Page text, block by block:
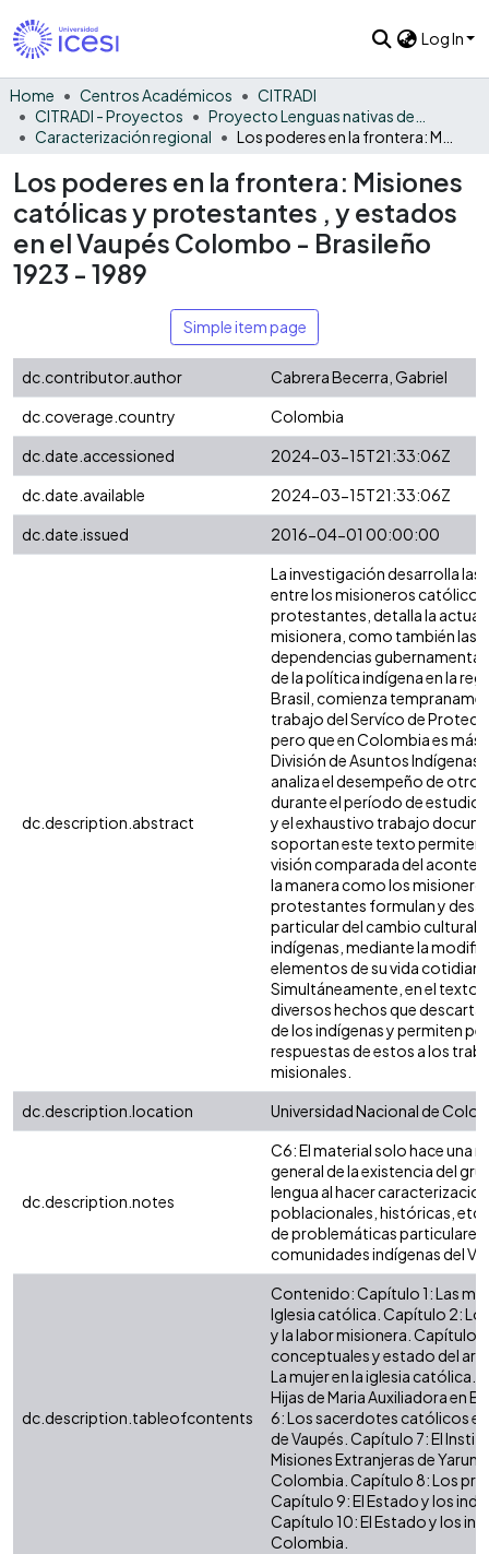
Log In
Home Centros Académicos
CITRADI
CITRADI - Proyectos
Caracterización regional
Los poderes en la frontera: Misiones
católicas y protestantes , y estados
en el Vaupés Colombo - Brasileño
1923 - 1989
Simple item page
dc.contributor.author
Cabrera Becerra, Gabriel
dc.coverage.country
Colombia
dc.date.accessioned
2024-03-15T21:33:06Z
dc.date.available
2024-03-15T21:33:06Z
dc.date.issued
2016-04-01 00:00:00
dc.description.abstract
La investigación desarrolla las
entre los misioneros católicos
protestantes, detalla la
misionera, como también las
dependencias
de la política indígena en la
Brasil, comienza
trabajo del Servíco de
pero que en Colombia es más
División de Asuntos
analiza el desempeño de
durante el período de estudio.
y el exhaustivo trabajo
soportan este texto permiten
visión comparada del
la manera como los
protestantes formulan y
particular del cambio cultural
indígenas, mediante la
elementos de su vida
Simultáneamente, en el texto
diversos hechos que
de los indígenas y permiten
respuestas de estos a los
misionales.
dc.description.location
Universidad Nacional de
dc.description.notes
C6: El material solo hace una
general de la existencia del
lengua al hacer
poblacionales, históricas,
de problemáticas particulares
comunidades indígenas del
dc.description.tableofcontents
Contenido: Capítulo 1: Las
Iglesia católica. Capítulo 2:
y la labor misionera. Capítulo
conceptuales y estado del
La mujer en la iglesia católica.
Hijas de Maria Auxiliadora en
6: Los sacerdotes católicos
de Vaupés. Capítulo 7: El
Misiones Extranjeras de
Colombia. Capítulo 8: Los
Capítulo 9: El Estado y los
Capítulo 10: El Estado y los
Colombia.